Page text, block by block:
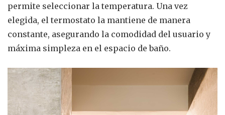
permite seleccionar la temperatura. Una vez
elegida, el termostato la mantiene de manera
constante, asegurando la comodidad del usuario y
máxima simpleza en el espacio de baño.